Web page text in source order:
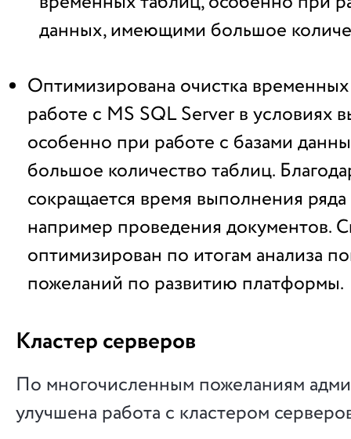
данных, имеющими большое
Оптимизирована очистка
работе с MS SQL Server в условиях
особенно при работе с базами
большое количество таблиц.
сокращается время выполнения
например проведения документов.
оптимизирован по итогам анализа
пожеланий по развитию платформы.
Кластер серверов
По многочисленным пожеланиям
улучшена работа с кластером